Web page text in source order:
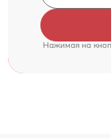
Нажимая на